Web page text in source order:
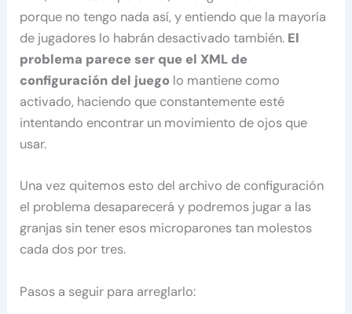
porque no tengo nada así, y entiendo que la mayoría
de jugadores lo habrán desactivado también. El
problema parece ser que el XML de
configuración del juego lo mantiene como
activado, haciendo que constantemente esté
intentando encontrar un movimiento de ojos que
usar.
Una vez quitemos esto del archivo de configuración
el problema desaparecerá y podremos jugar a las
granjas sin tener esos microparones tan molestos
cada dos por tres.
Pasos a seguir para arreglarlo: